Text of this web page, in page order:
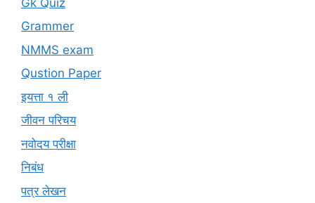
Grammer
NMMS exam
Qustion Paper
इयत्ता १ ली
जीवन परिचय
नवोदय परीक्षा
निबंध
पत्र लेखन